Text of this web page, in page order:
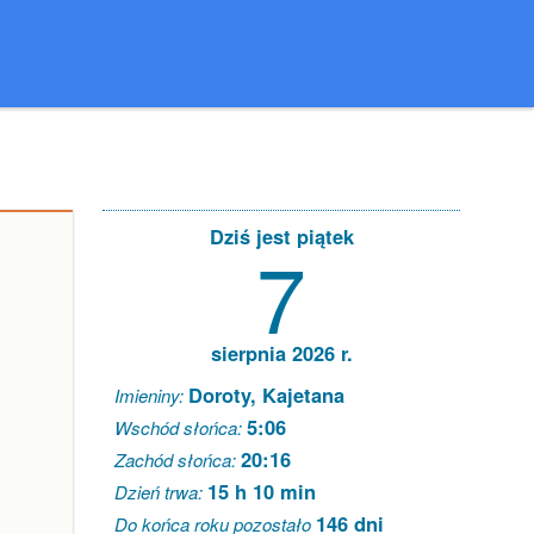
Dziś jest piątek
7
sierpnia 2026 r.
Imieniny: Doroty, Kajetana
Wschód słońca:5:06
Zachód słońca:20:16
Dzień trwa: 15 h 10 min
Do końca roku pozostało 146 dni